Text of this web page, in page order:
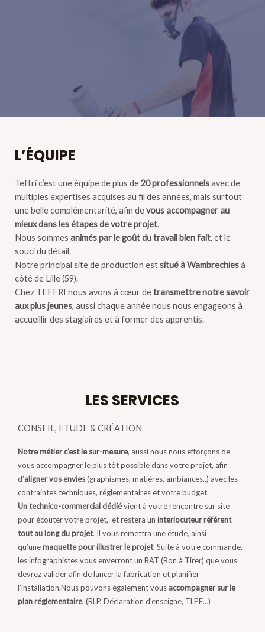
L’ÉQUIPE
Teffri c’est une équipe de plus de20 professionnelsavec de
multiples expertises acquises au fil des années, mais surtout
une belle complémentarité, afin devous accompagner au
mieux dans les étapes de votre projet.
Nous sommes animés par le goût du travail bien fait, et le
souci du détail.
Notre principal site de production estsitué à Wambrechiesà
côté de Lille (59).
Chez TEFFRI nous avons à cœur detransmettre notre savoir
aux plus jeunes, aussi chaque année nous nous engageons à
accueillir des stagiaires et à former des apprentis.
LES SERVICES
CONSEIL, ETUDE & CRÉATION
Notre métier c’est le sur-mesure, aussi nous nous efforçons de
vous accompagner le plus tôt possible dans votre projet, afin
d’aligner vos envies(graphismes, matières, ambiances..) avec les
contraintes techniques, réglementaires et votre budget.
Un technico-commercial dédiévient à votre rencontre sur site
pour écouter votre projet, et restera un interlocuteur référent
tout au long du projet. Il vous remettra une étude, ainsi
qu’unemaquette pour illustrer le projet. Suite à votre commande,
les infographistes vous enverront un BAT (Bon à Tirer) que vous
devrez valider afin de lancer la fabrication et planifier
l’installation.Nous pouvons également vous accompagner sur le
plan réglementaire, (RLP, Déclaration d’enseigne, TLPE…)